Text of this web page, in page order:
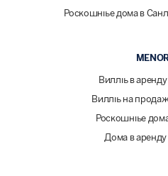
Роскошные дома в
Виллы в
Виллы на
Роскошные
Дома в